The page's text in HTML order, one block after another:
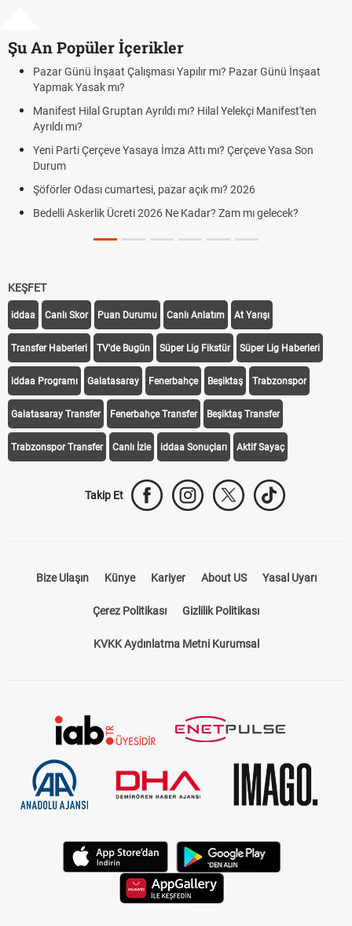
Şu An Popüler İçerikler
Pazar Günü İnşaat
Yelekçi Manifest'ten
Çerçeve Yasa Son
2026
mı gelecek?
Bedelli askerlik çarşı izni var mı? 2026
cumartesi-pazar günü kaça kadar açık?
Cumartesi ve Pazar Detayı
Cumartesi çalışma saatleri!
Hazırlık Maçı ve Dostluk Maçı Nedir?
KEŞFET
iddaa Canlı Skor Puan Durumu Canlı Anlatım At Yarışı
Transfer Haberleri TV'de Bugün Süper Lig Fikstür Süper Lig Haberleri
iddaa Programı Galatasaray Fenerbahçe Beşiktaş Trabzonspor
Galatasaray Transfer Fenerbahçe Transfer Beşiktaş Transfer
Trabzonspor Transfer Canlı İzle iddaa Sonuçları Aktif Sayaç
Takip Et
Bize Ulaşın Künye Kariyer About US Yasal Uyarı
Çerez Politikası Gizlilik Politikası
KVKK Aydınlatma Metni Kurumsal